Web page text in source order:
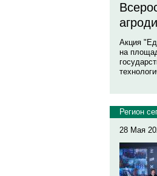
Акция
на
Регион
28 Мая